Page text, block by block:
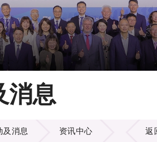
容（按回车键）
会员登录
消息
及消息 资讯中心 返